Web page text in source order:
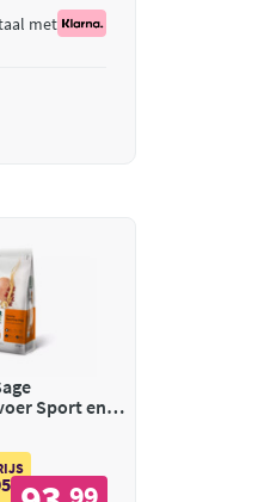
met
Sport en